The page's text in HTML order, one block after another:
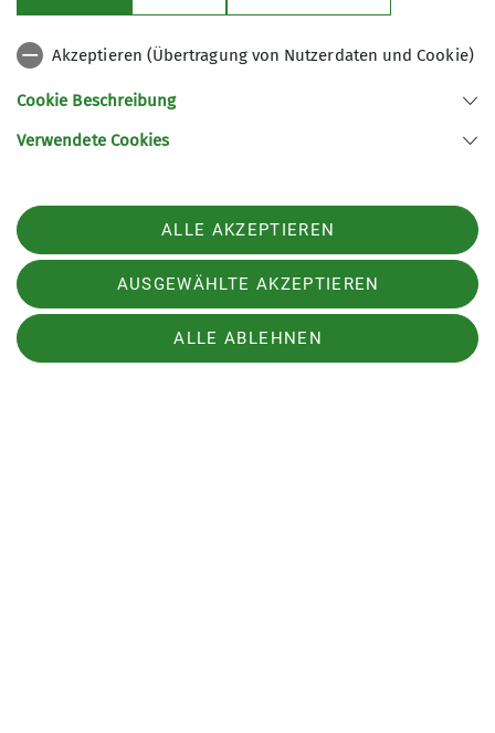
Turnschuhe und Sportkleidung nicht
vergessen!
Einverständniserklärungen
für Minderjährige
Akzeptieren (Übertragung von Nutzerdaten und Cookie)
Cookie Beschreibung
Verwendete Cookies
ALLE AKZEPTIEREN
AUSGEWÄHLTE AKZEPTIEREN
ALLE ABLEHNEN